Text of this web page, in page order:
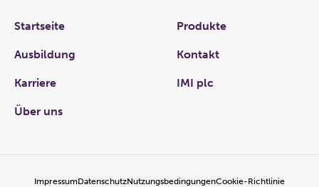
Links
Startseite Produkte
Ausbildung Kontakt
Karriere IMI plc
Über uns
ImpressumDatenschutzNutzungsbedingungenCookie-Richtlinie